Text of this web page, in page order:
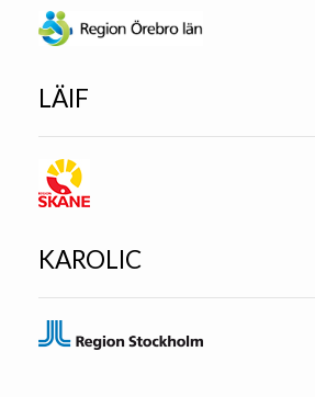
LÄIF
KAROLIC